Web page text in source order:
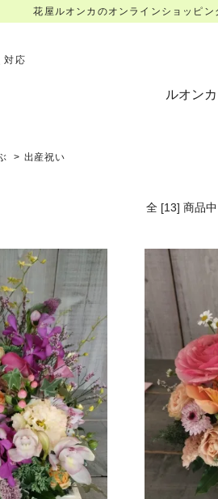
花屋ルオンカのオンラインショッピン
対応
ルオン
> 出産祝い
全 [13] 商品